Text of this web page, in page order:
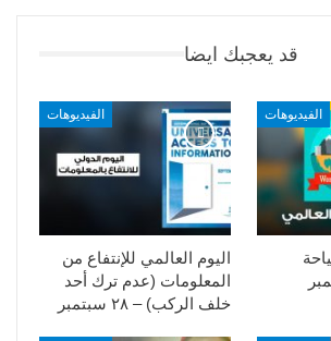
قد يعجبك ايضا
الفيديوهات
اليوم العالمي للإنتفاع من
المعلومات (عدم ترك أحد
خلف الركب) – ٢٨ سبتمبر
الفيديوهات